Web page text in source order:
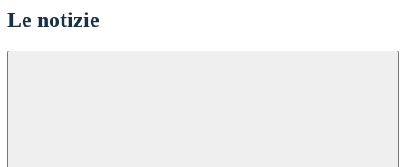
Le notizie